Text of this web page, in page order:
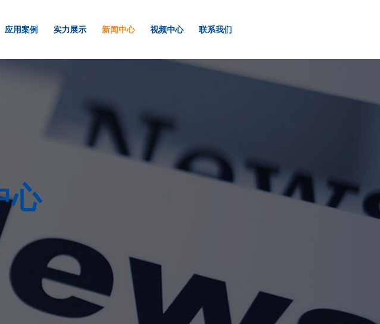
应用案例 实力展示 新闻中心 视频中心 联系我们
心